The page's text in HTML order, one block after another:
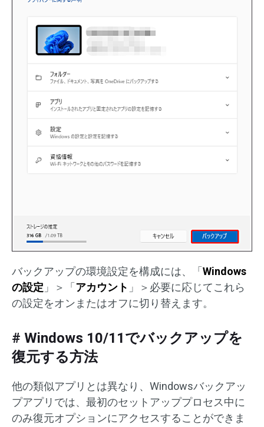
バックアップの環境設定を構成には、「 Windows
の設定 」＞「 アカウント 」＞必要に応じてこれら
の設定をオンまたはオフに切り替えます。
# Windows 10/11でバックアップを
復元する方法
他の類似アプリとは異なり、Windowsバックアッ
プアプリでは、最初のセットアッププロセス中に
のみ復元オプションにアクセスすることができま